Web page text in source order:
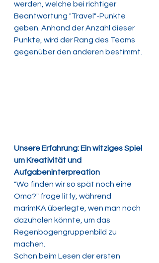
werden, welche bei richtiger
Beantwortung "Travel"-Punkte
geben. Anhand der Anzahl dieser
Punkte, wird der Rang des Teams
gegenüber den anderen bestimmt.
Unsere Erfahrung: Ein witziges Spiel
um Kreativität und
Aufgabeninterpreation
"Wo finden wir so spät noch eine
Oma?" frage litfy, während
marimKA überlegte, wen man noch
dazuholen könnte, um das
Regenbogengruppenbild zu
machen.
Schon beim Lesen der ersten